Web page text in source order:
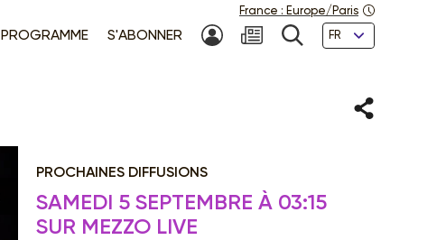
PROGRAMME S'ABONNER MON COMPTE
NEWSLETTER
RECHERCHE
Langues
France : Europe/Paris
Partager
PROCHAINES DIFFUSIONS
SAMEDI 5 SEPTEMBRE À 03:15
SUR MEZZO LIVE